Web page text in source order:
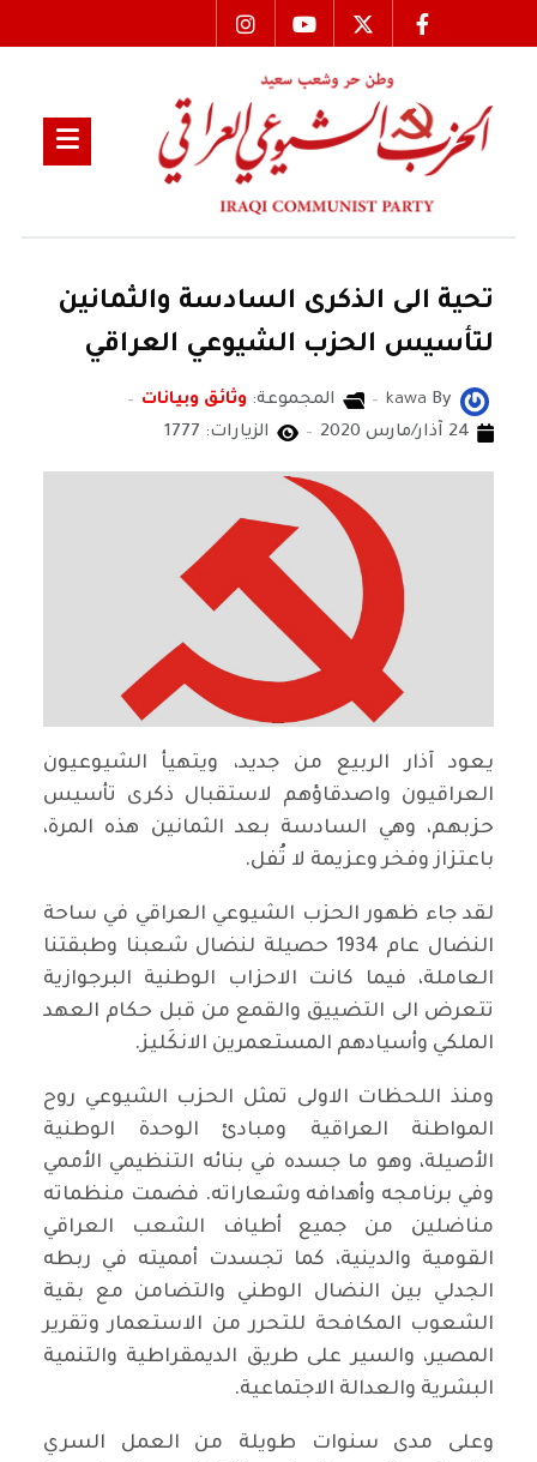
تحية الى الذكرى السادسة والثمانين
لتأسيس الحزب الشيوعي العراقي
By
kawa المجموعة: وثائق وبيانات
24 آذار/مارس 2020
الزيارات: 1777
يعود آذار الربيع من جديد، ويتهيأ الشيوعيون
العراقيون واصدقاؤهم لاستقبال ذكرى تأسيس
حزبهم، وهي السادسة بعد الثمانين هذه المرة،
باعتزاز وفخر وعزيمة لا تُفل.
لقد جاء ظهور الحزب الشيوعي العراقي في ساحة
النضال عام 1934 حصيلة لنضال شعبنا وطبقتنا
العاملة، فيما كانت الاحزاب الوطنية البرجوازية
تتعرض الى التضييق والقمع من قبل حكام العهد
الملكي وأسيادهم المستعمرين الانكَليز.
ومنذ اللحظات الاولى تمثل الحزب الشيوعي روح
المواطنة العراقية ومبادئ الوحدة الوطنية
الأصيلة، وهو ما جسده في بنائه التنظيمي الأممي
وفي برنامجه وأهدافه وشعاراته. فضمت منظماته
مناضلين من جميع أطياف الشعب العراقي
القومية والدينية، كما تجسدت أمميته في ربطه
الجدلي بين النضال الوطني والتضامن مع بقية
الشعوب المكافحة للتحرر من الاستعمار وتقرير
المصير، والسير على طريق الديمقراطية والتنمية
البشرية والعدالة الاجتماعية.
وعلى مدى سنوات طويلة من العمل السري